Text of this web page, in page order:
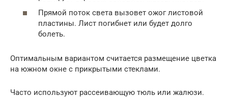
Прямой поток света вызовет ожог листовой
пластины. Лист погибнет или будет долго
болеть.
Оптимальным вариантом считается размещение цветка
на южном окне с прикрытыми стеклами.
Часто используют рассеивающую тюль или жалюзи.